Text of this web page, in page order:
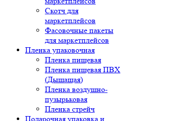
Скотч для
маркетплейсов
Фасовочные пакеты
для маркетплейсов
Пленка упаковочная
Пленка пищевая
Пленка пищевая ПВХ
(Дышащая)
Пленка воздушно-
пузырьковая
Пленка стрейч
Подарочная упаковка и